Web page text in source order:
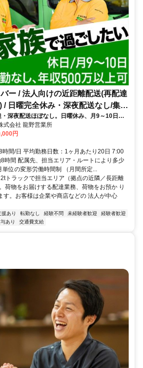
ー / 法人向けの近距離配送(再配達
/ 日曜完全休み・深夜配送なし/集配
深夜配送ほぼなし。日曜休み、月9～10日休
環境会社 龍野営業所
円
時間/日 平均勤務日数：1ヶ月あたり20日 7:00
時間 配属先、担当エリア・ルートにより多少
位の変形労働時間制 （月間所定...
トラックで担当エリア（拠点の近隣／長距離
荷物をお届けする配達業務、荷物をお預か り
す。お客様は企業や商店などの 法人が中心
援あり 転勤なし 経験不問 未経験者歓迎
経験者歓迎
あり 交通費支給